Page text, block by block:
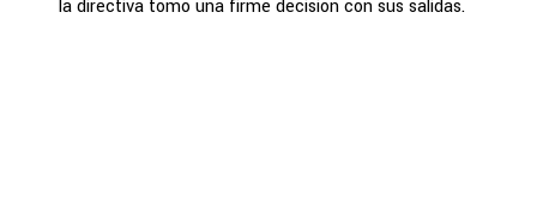
la directiva tomó una firme decisión con sus salidas.